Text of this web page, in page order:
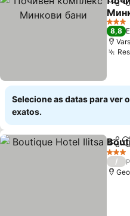
3
8,8
Selecione as datas para ver
exatos.
3
/